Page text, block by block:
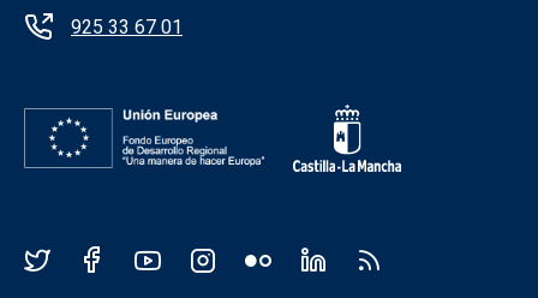
925 33 67 01
Redes sociales JCCM